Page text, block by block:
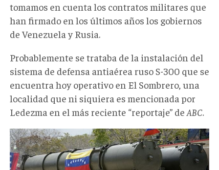
tomamos en cuenta los contratos militares que
han firmado en los últimos años los gobiernos
de Venezuela y Rusia.
Probablemente se trataba de la instalación del
sistema de defensa antiaérea ruso S-300 que se
encuentra hoy operativo en El Sombrero, una
localidad que ni siquiera es mencionada por
Ledezma en el más reciente “reportaje” de ABC.